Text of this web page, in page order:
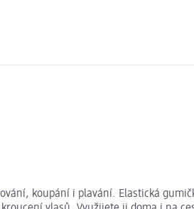
koupání i plavání. Elastická